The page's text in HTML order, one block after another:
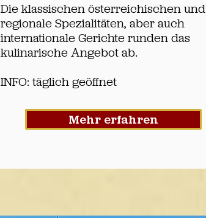
Die klassischen österreichischen und
regionale Spezialitäten, aber auch
internationale Gerichte runden das
kulinarische Angebot ab.
INFO: täglich geöffnet
Mehr erfahren